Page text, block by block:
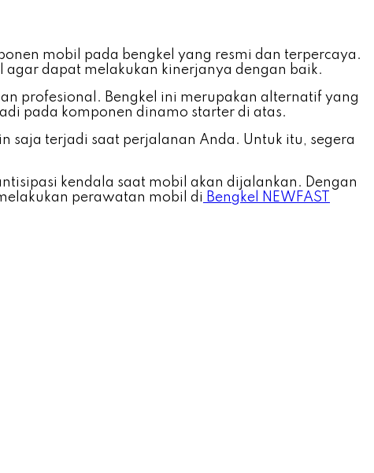
mobil pada bengkel yang resmi dan terpercaya.
agar dapat melakukan kinerjanya dengan baik.
profesional. Bengkel ini merupakan alternatif yang
pada komponen dinamo starter di atas.
saja terjadi saat perjalanan Anda. Untuk itu, segera
kendala saat mobil akan dijalankan. Dengan
perawatan mobil di Bengkel NEWFAST